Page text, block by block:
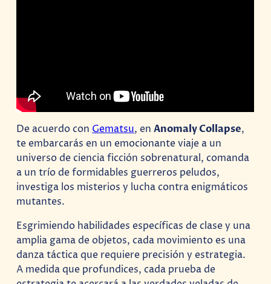
De acuerdo con Gematsu, enAnomaly Collapse,
te embarcarás en un emocionante viaje a un
universo de ciencia ficción sobrenatural, comanda
a un trío de formidables guerreros peludos,
investiga los misterios y lucha contra enigmáticos
mutantes.
Esgrimiendo habilidades específicas de clase y una
amplia gama de objetos, cada movimiento es una
danza táctica que requiere precisión y estrategia.
A medida que profundices, cada prueba de